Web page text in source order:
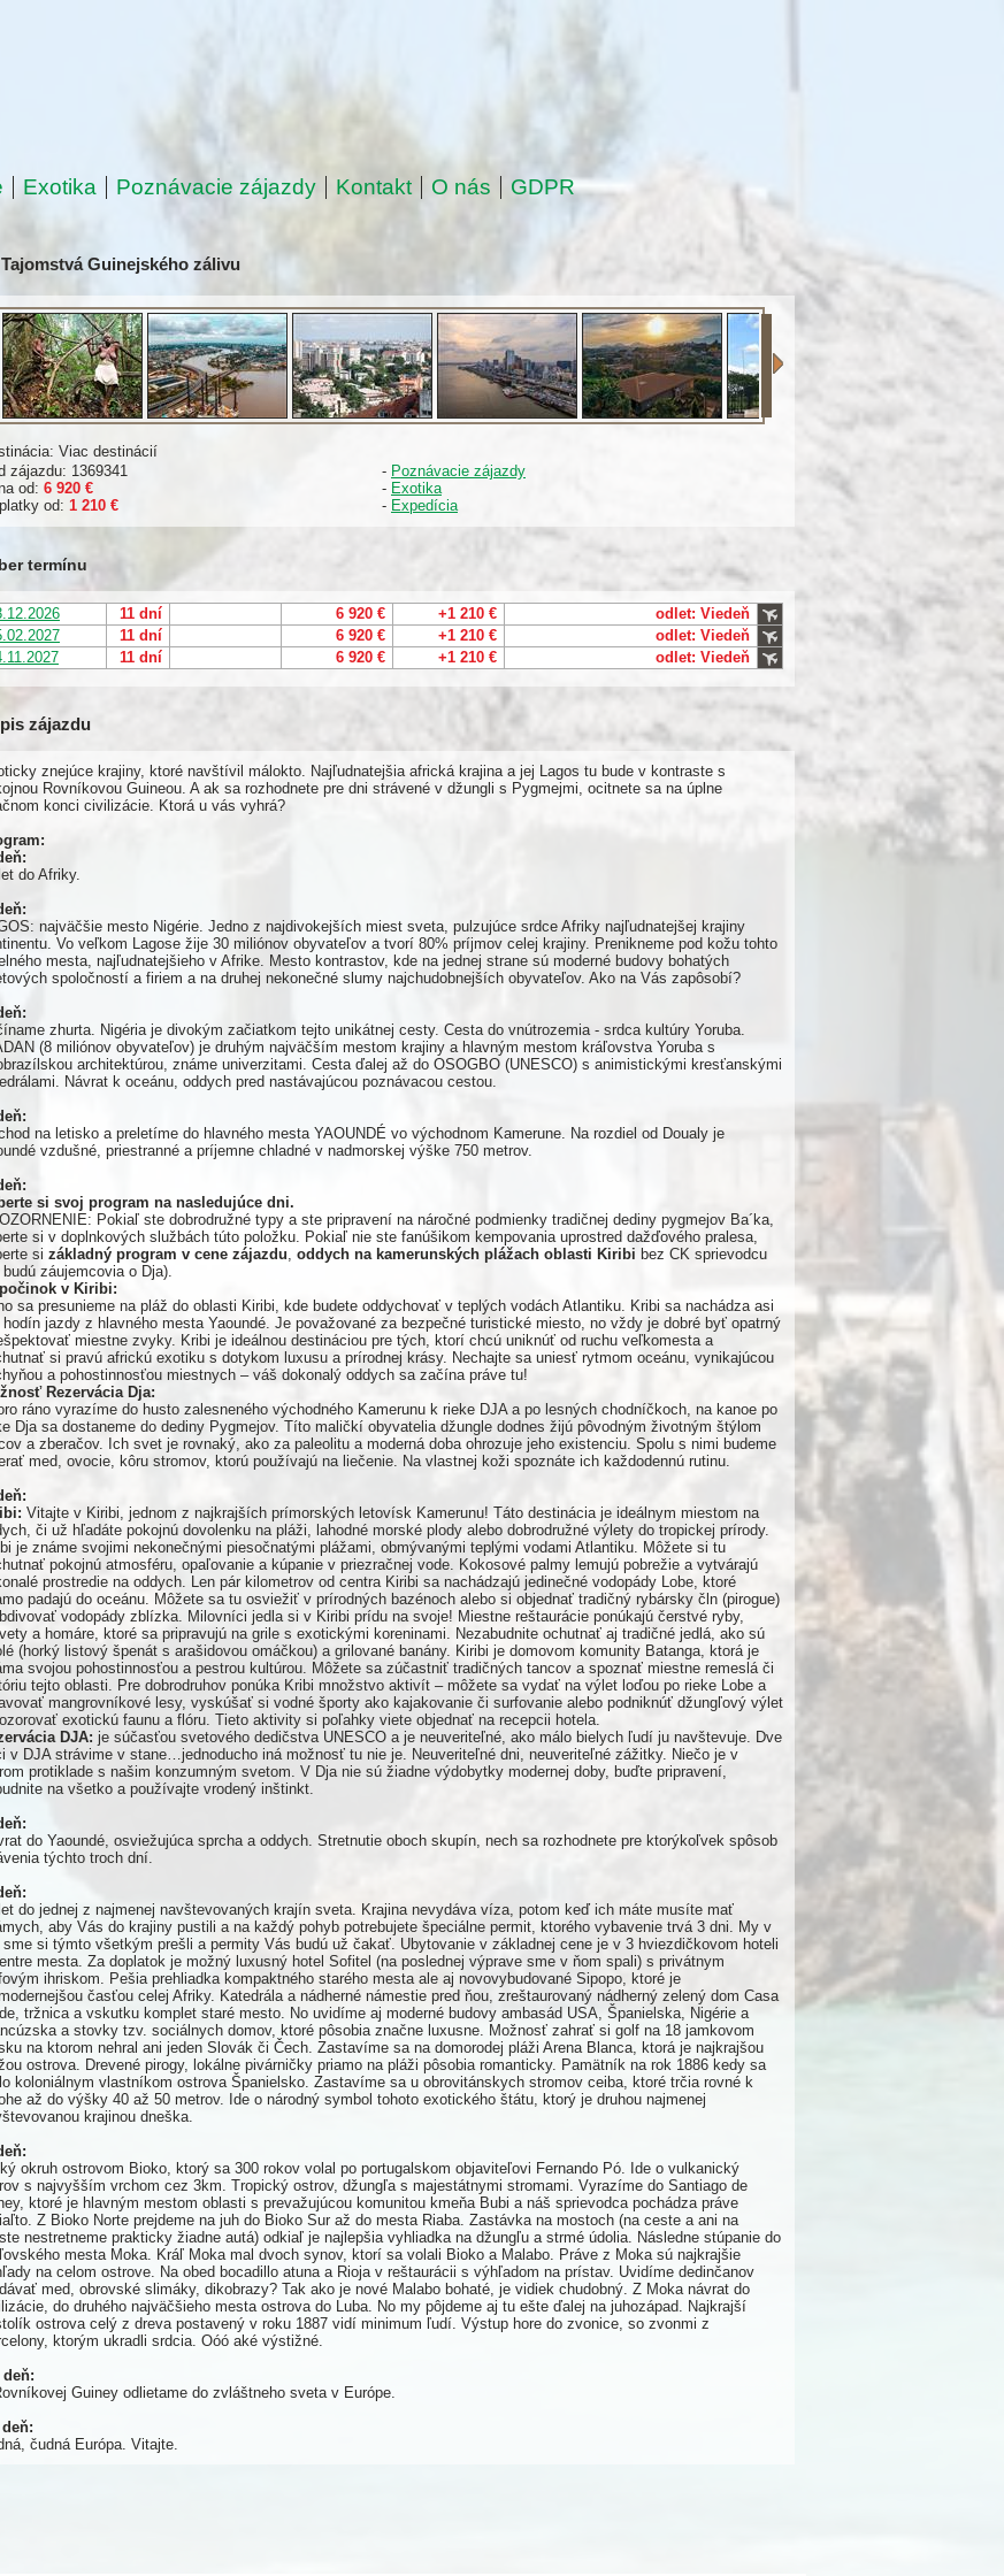
Exotika Poznávacie zájazdy Kontakt O nás GDPR
Tajomstvá Guinejského zálivu
Viac destinácií
zájazdu: 1369341
od: 6 920 €
od: 1 210 €
- Poznávacie zájazdy
- Exotika
- Expedícia
termínu
11 dní 6 920 € +1 210 €
odlet: Viedeň
11 dní 6 920 € +1 210 €
odlet: Viedeň
11 dní 6 920 € +1 210 € odlet: Viedeň
zájazdu
znejúce krajiny, ktoré navštívil málokto. Najľudnatejšia africká krajina a jej Lagos tu bude v kontraste s
Rovníkovou Guineou. A ak sa rozhodnete pre dni strávené v džungli s Pygmejmi, ocitnete sa na úplne
konci civilizácie. Ktorá u vás vyhrá?
do Afriky.
najväčšie mesto Nigérie. Jedno z najdivokejších miest sveta, pulzujúce srdce Afriky najľudnatejšej krajiny
Vo veľkom Lagose žije 30 miliónov obyvateľov a tvorí 80% príjmov celej krajiny. Prenikneme pod kožu tohto
mesta, najľudnatejšieho v Afrike. Mesto kontrastov, kde na jednej strane sú moderné budovy bohatých
spoločností a firiem a na druhej nekonečné slumy najchudobnejších obyvateľov. Ako na Vás zapôsobí?
zhurta. Nigéria je divokým začiatkom tejto unikátnej cesty. Cesta do vnútrozemia - srdca kultúry Yoruba.
(8 miliónov obyvateľov) je druhým najväčším mestom krajiny a hlavným mestom kráľovstva Yoruba s
architektúrou, známe univerzitami. Cesta ďalej až do OSOGBO (UNESCO) s animistickými kresťanskými
Návrat k oceánu, oddych pred nastávajúcou poznávacou cestou.
na letisko a preletíme do hlavného mesta YAOUNDÉ vo východnom Kamerune. Na rozdiel od Doualy je
vzdušné, priestranné a príjemne chladné v nadmorskej výške 750 metrov.
si svoj program na nasledujúce dni.
Pokiaľ ste dobrodružné typy a ste pripravení na náročné podmienky tradičnej dediny pygmejov Ba´ka,
si v doplnkových službách túto položku. Pokiaľ nie ste fanúšikom kempovania uprostred dažďového pralesa,
si základný program v cene zájazdu, oddych na kamerunských plážach oblasti Kiribi bez CK sprievodcu
budú záujemcovia o Dja).
v Kiribi:
sa presunieme na pláž do oblasti Kiribi, kde budete oddychovať v teplých vodách Atlantiku. Kribi sa nachádza asi
hodín jazdy z hlavného mesta Yaoundé. Je považované za bezpečné turistické miesto, no vždy je dobré byť opatrný
miestne zvyky. Kribi je ideálnou destináciou pre tých, ktorí chcú uniknúť od ruchu veľkomesta a
si pravú africkú exotiku s dotykom luxusu a prírodnej krásy. Nechajte sa uniesť rytmom oceánu, vynikajúcou
a pohostinnosťou miestnych – váš dokonalý oddych sa začína práve tu!
Rezervácia Dja:
ráno vyrazíme do husto zalesneného východného Kamerunu k rieke DJA a po lesných chodníčkoch, na kanoe po
Dja sa dostaneme do dediny Pygmejov. Títo maličkí obyvatelia džungle dodnes žijú pôvodným životným štýlom
a zberačov. Ich svet je rovnaký, ako za paleolitu a moderná doba ohrozuje jeho existenciu. Spolu s nimi budeme
med, ovocie, kôru stromov, ktorú používajú na liečenie. Na vlastnej koži spoznáte ich každodennú rutinu.
Vitajte v Kiribi, jednom z najkrajších prímorských letovísk Kamerunu! Táto destinácia je ideálnym miestom na
či už hľadáte pokojnú dovolenku na pláži, lahodné morské plody alebo dobrodružné výlety do tropickej prírody.
je známe svojimi nekonečnými piesočnatými plážami, obmývanými teplými vodami Atlantiku. Môžete si tu
pokojnú atmosféru, opaľovanie a kúpanie v priezračnej vode. Kokosové palmy lemujú pobrežie a vytvárajú
prostredie na oddych. Len pár kilometrov od centra Kiribi sa nachádzajú jedinečné vodopády Lobe, ktoré
padajú do oceánu. Môžete sa tu osviežiť v prírodných bazénoch alebo si objednať tradičný rybársky čln (pirogue)
vodopády zblízka. Milovníci jedla si v Kiribi prídu na svoje! Miestne reštaurácie ponúkajú čerstvé ryby,
a homáre, ktoré sa pripravujú na grile s exotickými koreninami. Nezabudnite ochutnať aj tradičné jedlá, ako sú
(horký listový špenát s arašidovou omáčkou) a grilované banány. Kiribi je domovom komunity Batanga, ktorá je
svojou pohostinnosťou a pestrou kultúrou. Môžete sa zúčastniť tradičných tancov a spoznať miestne remeslá či
tejto oblasti. Pre dobrodruhov ponúka Kribi množstvo aktivít – môžete sa vydať na výlet loďou po rieke Lobe a
mangrovníkové lesy, vyskúšať si vodné športy ako kajakovanie či surfovanie alebo podniknúť džungľový výlet
exotickú faunu a flóru. Tieto aktivity si poľahky viete objednať na recepcii hotela.
DJA: je súčasťou svetového dedičstva UNESCO a je neuveriteľné, ako málo bielych ľudí ju navštevuje. Dve
v DJA strávime v stane…jednoducho iná možnosť tu nie je. Neuveriteľné dni, neuveriteľné zážitky. Niečo je v
protiklade s našim konzumným svetom. V Dja nie sú žiadne výdobytky modernej doby, buďte pripravení,
na všetko a používajte vrodený inštinkt.
do Yaoundé, osviežujúca sprcha a oddych. Stretnutie oboch skupín, nech sa rozhodnete pre ktorýkoľvek spôsob
týchto troch dní.
do jednej z najmenej navštevovaných krajín sveta. Krajina nevydáva víza, potom keď ich máte musíte mať
aby Vás do krajiny pustili a na každý pohyb potrebujete špeciálne permit, ktorého vybavenie trvá 3 dni. My v
sme si týmto všetkým prešli a permity Vás budú už čakať. Ubytovanie v základnej cene je v 3 hviezdičkovom hoteli
mesta. Za doplatok je možný luxusný hotel Sofitel (na poslednej výprave sme v ňom spali) s privátnym
ihriskom. Pešia prehliadka kompaktného starého mesta ale aj novovybudované Sipopo, ktoré je
časťou celej Afriky. Katedrála a nádherné námestie pred ňou, zreštaurovaný nádherný zelený dom Casa
tržnica a vskutku komplet staré mesto. No uvidíme aj moderné budovy ambasád USA, Španielska, Nigérie a
a stovky tzv. sociálnych domov, ktoré pôsobia značne luxusne. Možnosť zahrať si golf na 18 jamkovom
na ktorom nehral ani jeden Slovák či Čech. Zastavíme sa na domorodej pláži Arena Blanca, ktorá je najkrajšou
ostrova. Drevené pirogy, lokálne pivárničky priamo na pláži pôsobia romanticky. Pamätník na rok 1886 kedy sa
koloniálnym vlastníkom ostrova Španielsko. Zastavíme sa u obrovitánskych stromov ceiba, ktoré trčia rovné k
až do výšky 40 až 50 metrov. Ide o národný symbol tohoto exotického štátu, ktorý je druhou najmenej
krajinou dneška.
okruh ostrovom Bioko, ktorý sa 300 rokov volal po portugalskom objaviteľovi Fernando Pó. Ide o vulkanický
s najvyšším vrchom cez 3km. Tropický ostrov, džungľa s majestátnymi stromami. Vyrazíme do Santiago de
ktoré je hlavným mestom oblasti s prevažujúcou komunitou kmeňa Bubi a náš sprievodca pochádza práve
Z Bioko Norte prejdeme na juh do Bioko Sur až do mesta Riaba. Zastávka na mostoch (na ceste a ani na
nestretneme prakticky žiadne autá) odkiaľ je najlepšia vyhliadka na džungľu a strmé údolia. Následne stúpanie do
mesta Moka. Kráľ Moka mal dvoch synov, ktorí sa volali Bioko a Malabo. Práve z Moka sú najkrajšie
na celom ostrove. Na obed bocadillo atuna a Rioja v reštaurácii s výhľadom na prístav. Uvidíme dedinčanov
med, obrovské slimáky, dikobrazy? Tak ako je nové Malabo bohaté, je vidiek chudobný. Z Moka návrat do
do druhého najväčšieho mesta ostrova do Luba. No my pôjdeme aj tu ešte ďalej na juhozápad. Najkrajší
ostrova celý z dreva postavený v roku 1887 vidí minimum ľudí. Výstup hore do zvonice, so zvonmi z
ktorým ukradli srdcia. Oóó aké výstižné.
deň:
Guiney odlietame do zvláštneho sveta v Európe.
deň:
čudná Európa. Vitajte.